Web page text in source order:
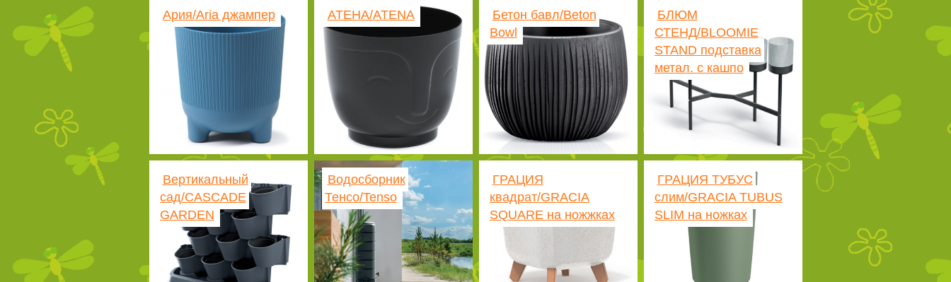
Ария/Aria джампер АТЕНА/ATENA
Бетон бавл/Beton
Bowl
БЛЮМ
СТЕНД/BLOOMIE
STAND подставка
метал. с кашпо
Вертикальный
сад/CASCADE
GARDEN
Водосборник
Тенсо/Tenso
ГРАЦИЯ
квадрат/GRACIA
SQUARE на ножжках
ГРАЦИЯ ТУБУС
слим/GRACIA TUBUS
SLIM на ножках